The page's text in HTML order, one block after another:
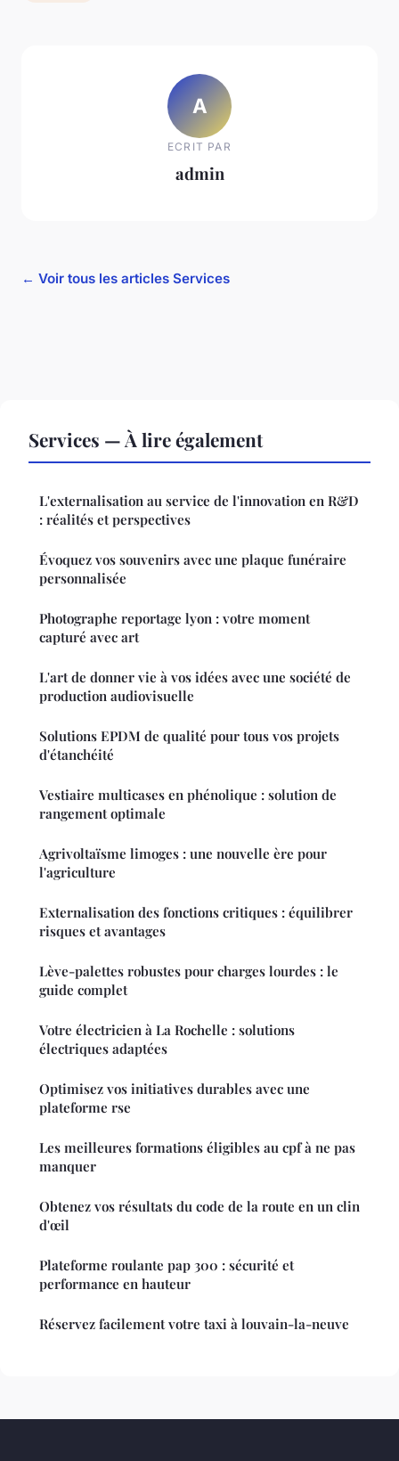
A
ECRIT PAR
admin
← Voir tous les articles Services
Services — À lire également
L'externalisation au service de l'innovation en R&D
: réalités et perspectives
Évoquez vos souvenirs avec une plaque funéraire
personnalisée
Photographe reportage lyon : votre moment
capturé avec art
L'art de donner vie à vos idées avec une société de
production audiovisuelle
Solutions EPDM de qualité pour tous vos projets
d'étanchéité
Vestiaire multicases en phénolique : solution de
rangement optimale
Agrivoltaïsme limoges : une nouvelle ère pour
l'agriculture
Externalisation des fonctions critiques : équilibrer
risques et avantages
Lève-palettes robustes pour charges lourdes : le
guide complet
Votre électricien à La Rochelle : solutions
électriques adaptées
Optimisez vos initiatives durables avec une
plateforme rse
Les meilleures formations éligibles au cpf à ne pas
manquer
Obtenez vos résultats du code de la route en un clin
d'œil
Plateforme roulante pap 300 : sécurité et
performance en hauteur
Réservez facilement votre taxi à louvain-la-neuve